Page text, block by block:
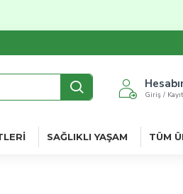
Giriş /
SAĞLIKLI YAŞAM TÜM